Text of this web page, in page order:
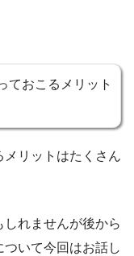
ておこるメリット
リットはたくさん
れませんが後から
いて今回はお話し